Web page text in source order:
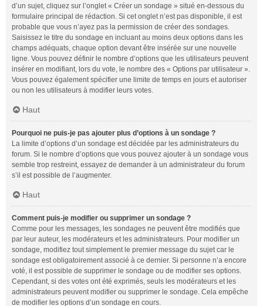
d’un sujet, cliquez sur l’onglet « Créer un sondage » situé en-dessous du
formulaire principal de rédaction. Si cet onglet n’est pas disponible, il est
probable que vous n’ayez pas la permission de créer des sondages.
Saisissez le titre du sondage en incluant au moins deux options dans les
champs adéquats, chaque option devant être insérée sur une nouvelle
ligne. Vous pouvez définir le nombre d’options que les utilisateurs peuvent
insérer en modifiant, lors du vote, le nombre des « Options par utilisateur ».
Vous pouvez également spécifier une limite de temps en jours et autoriser
ou non les utilisateurs à modifier leurs votes.
Haut
Pourquoi ne puis-je pas ajouter plus d’options à un sondage ?
La limite d’options d’un sondage est décidée par les administrateurs du
forum. Si le nombre d’options que vous pouvez ajouter à un sondage vous
semble trop restreint, essayez de demander à un administrateur du forum
s’il est possible de l’augmenter.
Haut
Comment puis-je modifier ou supprimer un sondage ?
Comme pour les messages, les sondages ne peuvent être modifiés que
par leur auteur, les modérateurs et les administrateurs. Pour modifier un
sondage, modifiez tout simplement le premier message du sujet car le
sondage est obligatoirement associé à ce dernier. Si personne n’a encore
voté, il est possible de supprimer le sondage ou de modifier ses options.
Cependant, si des votes ont été exprimés, seuls les modérateurs et les
administrateurs peuvent modifier ou supprimer le sondage. Cela empêche
de modifier les options d’un sondage en cours.